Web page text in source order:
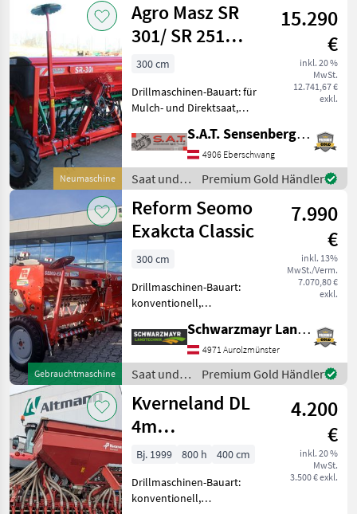
über die Räder,
Feinsamenstreuer/Kleestre
Nordsten
Neumaschine
Agro Masz SR
301/ SR 251
Sämaschine -
Neues Modell
15.290
€
inkl. 20 %
MwSt.
12.741,67 €
exkl.
300 cm
Drillmaschinen-Bauart: für
Mulch- und Direktsaat,
Spurlockerer, Spuranreisser,
Fahrgassenschaltung,
Extrastriegel,
Zweischeibenschare,
Beleuchtung Neues
S.A.T. Sensenberger Agrar-Technik
4906 Eberschwang
Saat und
Pflege /
Agro Masz
Premium Gold Händler
Gebrauchtmaschine
Reform Seomo
Exakcta Classic
7.990
€
inkl. 13%
MwSt./Verm.
7.070,80 €
exkl.
300 cm
Drillmaschinen-Bauart:
konventionell,
Fahrwerk, Schleppschare,
Spuranreisser EDV: 71419
Reform Semo Exakta Classic
- mit 3, 0m Arbeitsbreite
Schwarzmayr Landtechnik GmbH - Aurolzmünster
4971 Aurolzmünster
Saat und
Pflege /
Reform
Premium Gold Händler
Kverneland DL
4m
Schleppschare
4.200
€
inkl. 20 %
MwSt.
3.500 € exkl.
Bj. 1999 800 h
400 cm
Drillmaschinen-Bauart:
konventionell,